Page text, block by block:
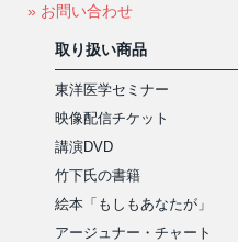
» お問い合わせ
取り扱い商品
東洋医学セミナー
映像配信チケット
講演DVD
竹下氏の書籍
絵本「もしもあなたが」
アージュナー・チャート